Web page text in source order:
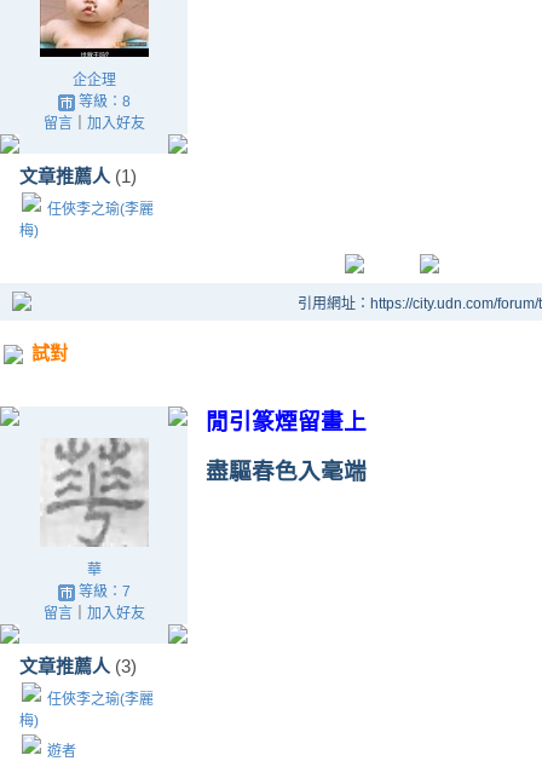
企企理
等級：8
留言｜ 加入好友
文章推薦人 (1)
任俠李之瑜(李麗
梅)
引用網址：https://city.udn.com/
試對
華
等級：7
留言｜ 加入好友
文章推薦人 (3)
任俠李之瑜(李麗
梅)
遊者
閒引篆煙留畫上
盡驅春色入毫端